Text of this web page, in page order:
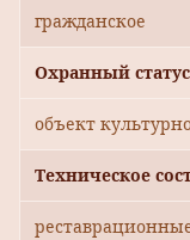
гражданское
Охранный статус
объект
Техническое